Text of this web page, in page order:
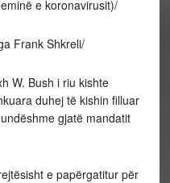
W. Bush i riu kishte
duhej të kishin filluar
gjatë mandatit
e papërgatitur për